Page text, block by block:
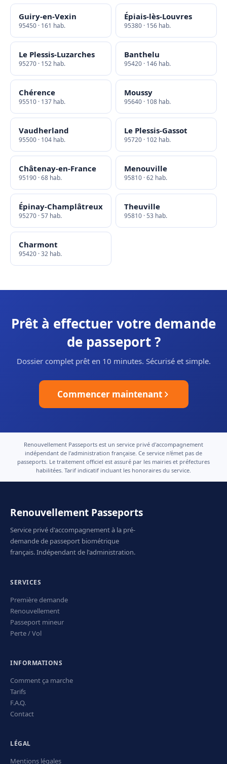
Guiry-en-Vexin
95450 · 161 hab.
Épiais-lès-Louvres
95380 · 156 hab.
Le Plessis-Luzarches
95270 · 152 hab.
Banthelu
95420 · 146 hab.
Chérence
95510 · 137 hab.
Moussy
95640 · 108 hab.
Vaudherland
95500 · 104 hab.
Le Plessis-Gassot
95720 · 102 hab.
Châtenay-en-France
95190 · 68 hab.
Menouville
95810 · 62 hab.
Épinay-Champlâtreux
95270 · 57 hab.
Theuville
95810 · 53 hab.
Charmont
95420 · 32 hab.
Prêt à effectuer votre demande
de passeport ?
Dossier complet prêt en 10 minutes. Sécurisé et simple.
Commencer maintenant
Renouvellement Passeports est un service privé d'accompagnement
indépendant de l'administration française. Ce service n'émet pas de
passeports. Le traitement officiel est assuré par les mairies et préfectures
habilitées. Tarif indicatif incluant les honoraires du service.
Renouvellement Passeports
Service privé d'accompagnement à la pré-
demande de passeport biométrique
français. Indépendant de l'administration.
SERVICES
Première demande
Renouvellement
Passeport mineur
Perte / Vol
INFORMATIONS
Comment ça marche
Tarifs
F.A.Q.
Contact
LÉGAL
Mentions légales